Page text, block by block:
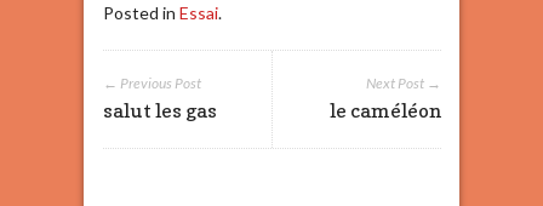
Posted in Essai.
Next Post →
le caméléon
← Previous Post
salut les gas